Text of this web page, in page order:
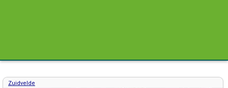
Zuidvelde